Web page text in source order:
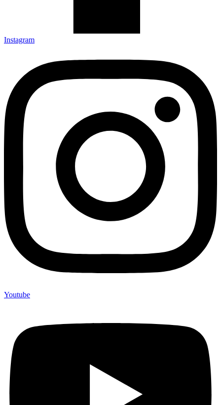
Instagram
Youtube